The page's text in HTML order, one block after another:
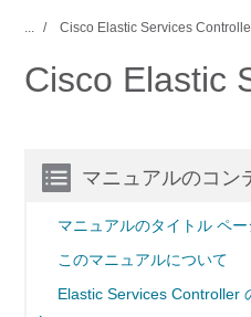
... Cisco Elastic Services
Cisco Elastic
マニュアルのコン
マニュアルのタイトル ペー
このマニュアルについて
Elastic Services Controller